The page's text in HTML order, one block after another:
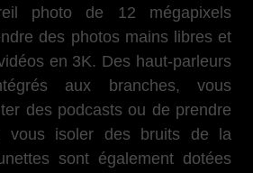
photo de 12 mégapixels
des photos mains libres et
en 3K. Des haut-parleurs
aux branches, vous
des podcasts ou de prendre
vous isoler des bruits de la
sont également dotées